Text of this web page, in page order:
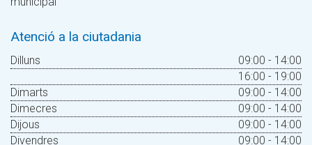
Atenció a la ciutadania
Dilluns
09:00 - 14:00
16:00 - 19:00
Dimarts
09:00 - 14:00
Dimecres
09:00 - 14:00
Dijous
09:00 - 14:00
Divendres
09:00 - 14:00